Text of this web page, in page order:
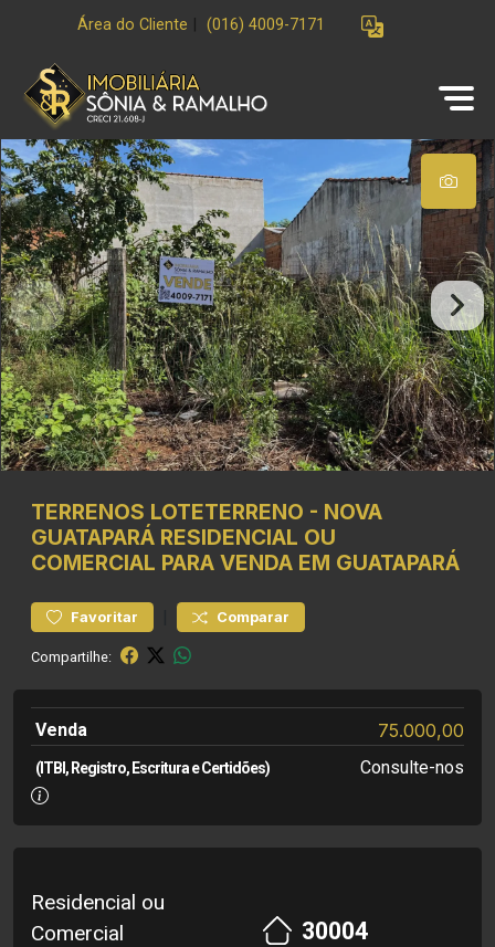
Área do Cliente (016) 4009-7171
TERRENOS LOTETERRENO - NOVA
GUATAPARÁ RESIDENCIAL OU
COMERCIAL PARA VENDA EM GUATAPARÁ
Favoritar Comparar
Compartilhe:
Venda 75.000,00
(ITBI, Registro, Escritura e Certidões) Consulte-nos
Residencial ou
Comercial
30004